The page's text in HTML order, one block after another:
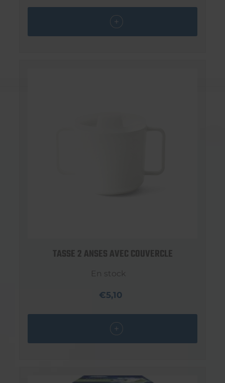
TASSE 2 ANSES AVEC COUVERCLE
En stock
€5,10